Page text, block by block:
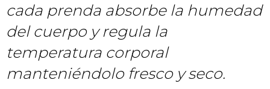
cada prenda absorbe la humedad
del cuerpo y regula la
temperatura corporal
manteniéndolo fresco y seco.